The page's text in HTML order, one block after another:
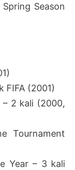
Season
FIFA (2001)
– 2 kali (2000,
Tournament
Year – 3 kali